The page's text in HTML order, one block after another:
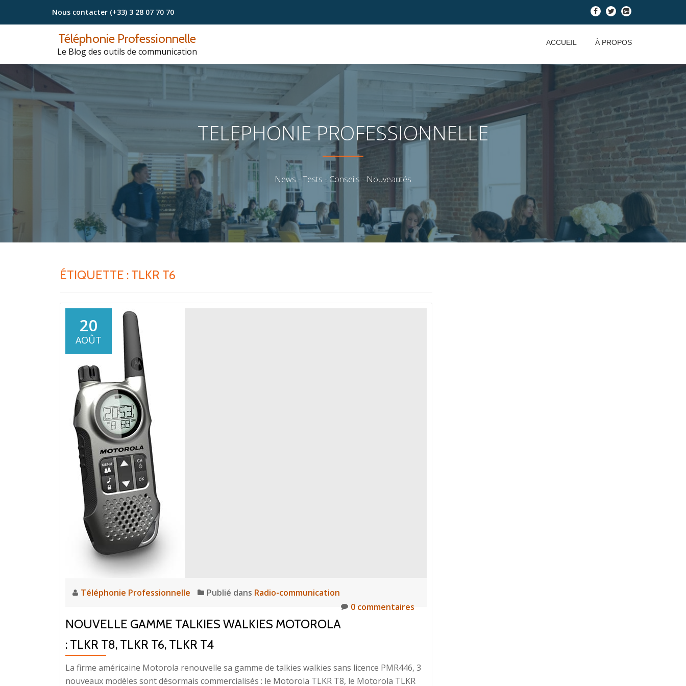
Aller
Nous contacter (+33) 3 28 07 70 70 - - -
Téléphonie Professionnelle
Le Blog des outils de communication
ACCUEIL À PROPOS
TELEPHONIE PROFESSIONNELLE
News - Tests - Conseils - Nouveautés
ÉTIQUETTE : TLKR T6
20
AOÛT
Téléphonie Professionnelle Publié dans Radio-communication
0 commentaires
NOUVELLE GAMME TALKIES WALKIES MOTOROLA
: TLKR T8, TLKR T6, TLKR T4
La firme américaine Motorola renouvelle sa gamme de talkies walkies sans licence PMR446, 3
nouveaux modèles sont désormais commercialisés : le Motorola TLKR T8, le Motorola TLKR